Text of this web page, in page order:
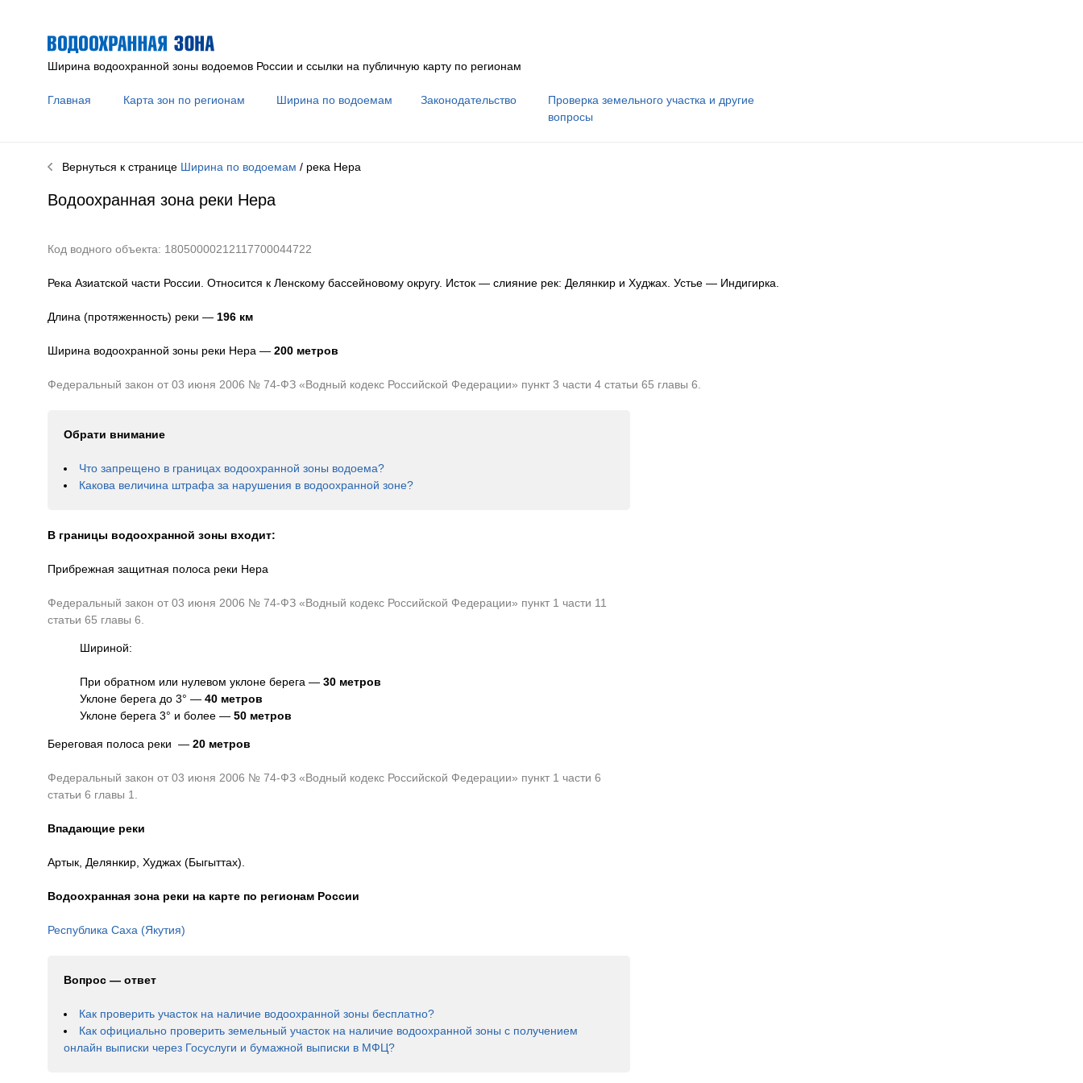
Ширина водоохранной зоны водоемов России и ссылки на публичную карту по регионам
Главная Карта зон по регионам Ширина по водоемам Законодательство
Проверка земельного участка и другие
вопросы
Вернуться к странице Ширина по водоемам / рекаНера
Водоохранная зона реки Нера
Код водного объекта: 18050000212117700044722
Река Азиатской части России. Относится к Ленскому бассейновому округу. Исток — слияние рек: Делянкир и Худжах. Устье — Индигирка.
Длина (протяженность) реки — 196км
Ширина водоохранной зоны реки Нера — 200 метров
Федеральный закон от 03 июня 2006 № 74-ФЗ «Водный кодекс Российской Федерации» пункт 3 части 4 статьи 65 главы 6.
Обрати внимание
Что запрещено в границах водоохранной зоны водоема?
Какова величина штрафа за нарушения в водоохранной зоне?
В границы водоохранной зоны входит:
Прибрежная защитная полоса реки Нера
Федеральный закон от 03 июня 2006 № 74-ФЗ «Водный кодекс Российской Федерации» пункт 1 части 11
статьи 65 главы 6.
Шириной:
При обратном или нулевом уклоне берега — 30 метров
Уклоне берега до 3° — 40 метров
Уклоне берега 3° и более — 50 метров
Береговая полоса реки — 20 метров
Федеральный закон от 03 июня 2006 № 74-ФЗ «Водный кодекс Российской Федерации» пункт 1 части 6
статьи 6 главы 1.
Впадающие реки
Артык, Делянкир, Худжах (Быгыттах).
Водоохранная зона реки на карте по регионам России
Республика Саха (Якутия)
Вопрос — ответ
Как проверить участок на наличие водоохранной зоны бесплатно?
Как официально проверить земельный участок на наличие водоохранной зоны с получением
онлайн выписки через Госуслуги и бумажной выписки в МФЦ?